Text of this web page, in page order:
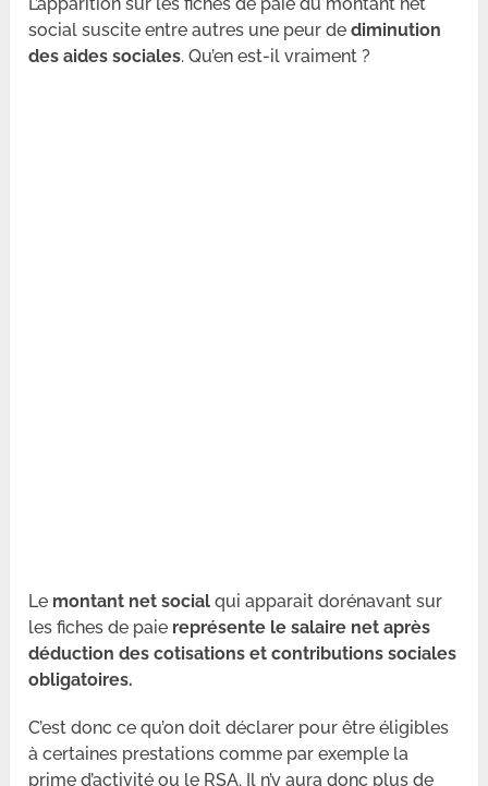
social suscite entre autres une peur dediminution
des aides sociales. Qu’en est-il vraiment ?
Le montant net social qui apparait dorénavant sur
les fiches de paie représente le salaire net après
déduction des cotisations et contributions sociales
obligatoires.
C’est donc ce qu’on doit déclarer pour être éligibles
à certaines prestations comme par exemple la
prime d’activité ou le RSA. Il n’y aura donc plus de